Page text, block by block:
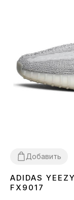
Добавить
36 3738 39 404142
ADIDAS
FX9017